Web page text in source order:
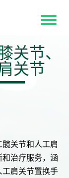
关节、
关节
关节和人工肩
治疗服务，涵
肩关节置换手